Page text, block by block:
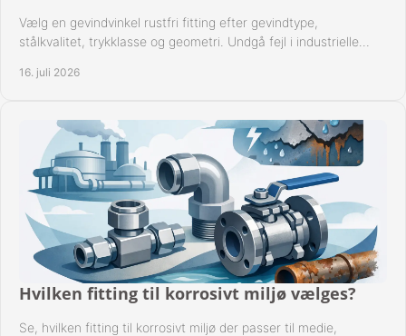
Vælg en gevindvinkel rustfri fitting efter gevindtype,
stålkvalitet, trykklasse og geometri. Undgå fejl i industrielle
16. juli 2026
Hvilken fitting til korrosivt miljø vælges?
Se, hvilken fitting til korrosivt miljø der passer til medie,